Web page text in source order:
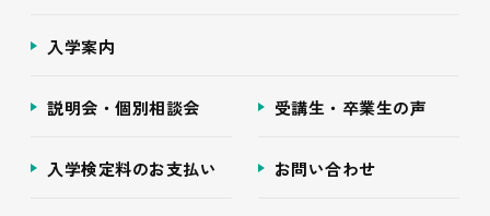
入学案内
説明会・個別相談会 受講生・卒業生の声
入学検定料のお支払い お問い合わせ